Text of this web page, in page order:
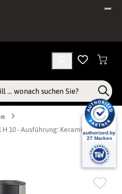
10 - Ausführung: Keramik 54505,